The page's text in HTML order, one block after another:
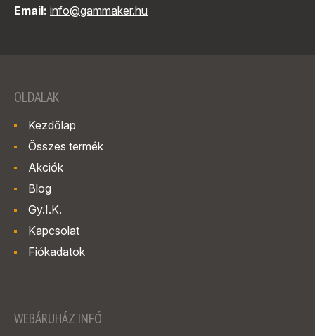
Email: info@gammaker.hu
OLDALAK
Kezdőlap
Összes termék
Akciók
Blog
Gy.I.K.
Kapcsolat
Fiókadatok
WEBÁRUHÁZ INFÓ